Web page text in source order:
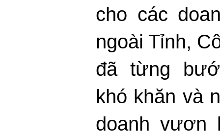
cho các
ngoài Tỉnh,
đã từng
khó khăn và
doanh vươn